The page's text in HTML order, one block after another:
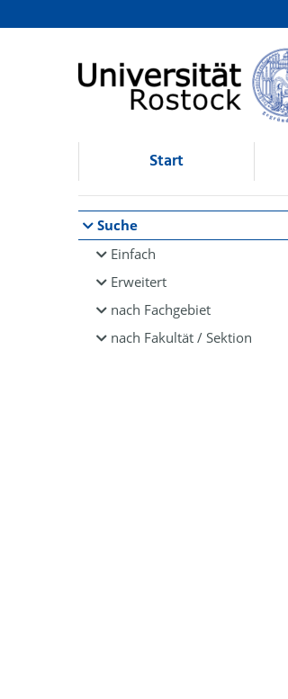
Browsen
direkt zum Inhalt
Start
Suche
Einfach
Erweitert
nach Fachgebiet
nach Fakultät / Sektion